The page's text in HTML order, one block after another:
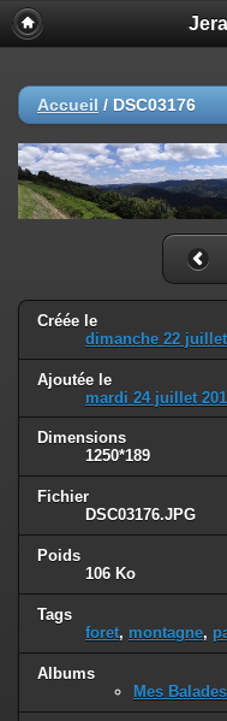
Accueil / DSC03176
Créée le
dimanche 22
Ajoutée le
mardi 24 juillet
Dimensions
1250*189
Fichier
DSC03176.JPG
Poids
106 Ko
Tags
foret, montagne,
Albums
Mes